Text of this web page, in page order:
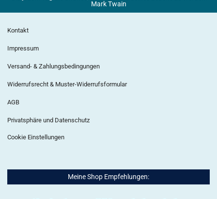
Mark Twain
Kontakt
Impressum
Versand- & Zahlungsbedingungen
Widerrufsrecht & Muster-Widerrufsformular
AGB
Privatsphäre und Datenschutz
Cookie Einstellungen
Meine Shop Empfehlungen: